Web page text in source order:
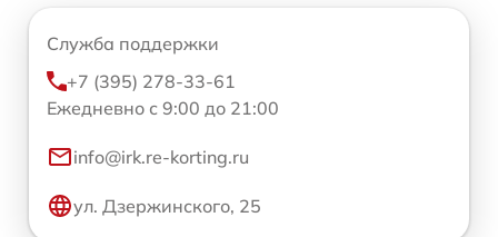
Служба поддержки
+7 (395) 278-33-61
Ежедневно с 9:00 до 21:00
info@irk.re-korting.ru
ул. Дзержинского, 25